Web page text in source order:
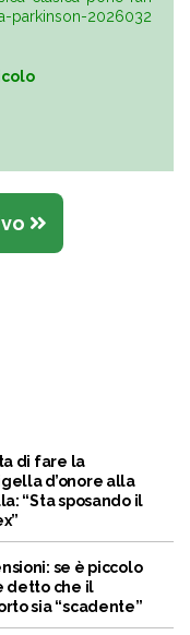
parkinson-2026032
di fare la
d’onore alla
“Sta sposando il
se è piccolo
detto che il
sia “scadente”